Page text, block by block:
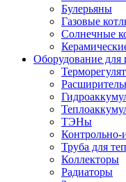
Булерьяны
Газовые
Солнечные
Оборудование
ТЭНы
Труба для
Коллекторы
Радиаторы